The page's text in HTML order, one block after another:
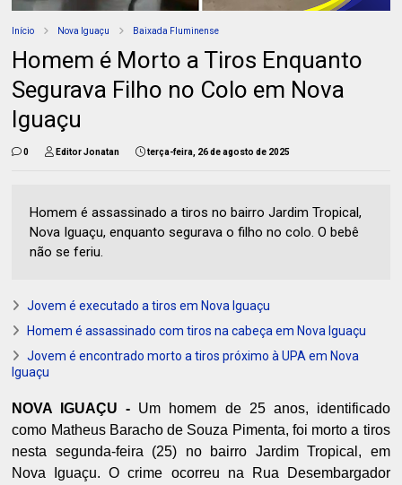
Início Nova Iguaçu Baixada Fluminense
Homem é Morto a Tiros Enquanto
Segurava Filho no Colo em Nova
Iguaçu
0 Editor Jonatan terça-feira, 26 de agosto de 2025
Homem é assassinado a tiros no bairro Jardim Tropical,
Nova Iguaçu, enquanto segurava o filho no colo. O bebê
não se feriu.
Jovem é executado a tiros em Nova Iguaçu
Homem é assassinado com tiros na cabeça em Nova Iguaçu
Jovem é encontrado morto a tiros próximo à UPA em Nova
Iguaçu
NOVA IGUAÇU - Um homem de 25 anos, identificado
como Matheus Baracho de Souza Pimenta, foi morto a tiros
nesta segunda-feira (25) no bairro Jardim Tropical, em
Nova Iguaçu. O crime ocorreu na Rua Desembargador